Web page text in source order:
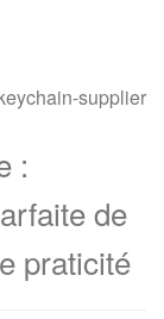
:
de
praticité